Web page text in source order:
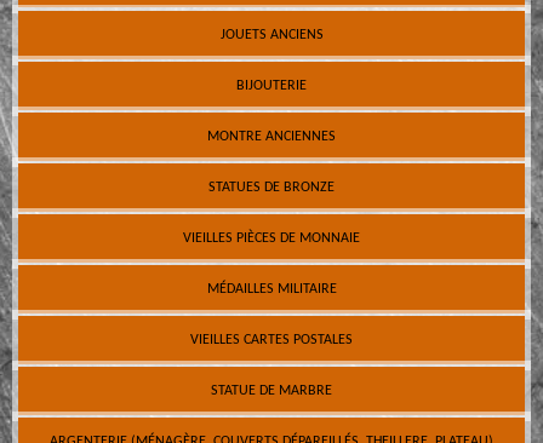
JOUETS ANCIENS
BIJOUTERIE
MONTRE ANCIENNES
STATUES DE BRONZE
VIEILLES PIÈCES DE MONNAIE
MÉDAILLES MILITAIRE
VIEILLES CARTES POSTALES
STATUE DE MARBRE